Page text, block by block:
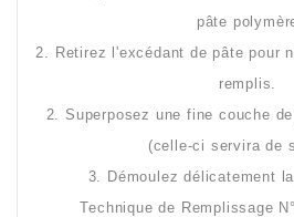
pâte
2. Retirez l'excédant de pâte pour
remplis.
2. Superposez une fine couche
(celle-ci servira de
3. Démoulez délicatement
Technique de Remplissage